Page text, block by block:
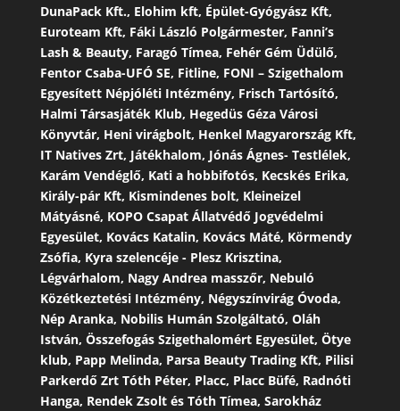
DunaPack Kft., Elohim kft, Épület-Gyógyász Kft,
Euroteam Kft, Fáki László Polgármester, Fanni’s
Lash & Beauty, Faragó Tímea, Fehér Gém Üdülő,
Fentor Csaba-UFÓ SE, Fitline, FONI – Szigethalom
Egyesített Népjóléti Intézmény, Frisch Tartósító,
Halmi Társasjáték Klub, Hegedüs Géza Városi
Könyvtár, Heni virágbolt, Henkel Magyarország Kft,
IT Natives Zrt, Játékhalom, Jónás Ágnes- Testlélek,
Karám Vendéglő, Kati a hobbifotós, Kecskés Erika,
Király-pár Kft, Kismindenes bolt, Kleineizel
Mátyásné, KOPO Csapat Állatvédő Jogvédelmi
Egyesület, Kovács Katalin, Kovács Máté, Körmendy
Zsófia, Kyra szelencéje - Plesz Krisztina,
Légvárhalom, Nagy Andrea masszőr, Nebuló
Közétkeztetési Intézmény, Négyszínvirág Óvoda,
Nép Aranka, Nobilis Humán Szolgáltató, Oláh
István, Összefogás Szigethalomért Egyesület, Ötye
klub, Papp Melinda, Parsa Beauty Trading Kft, Pilisi
Parkerdő Zrt Tóth Péter, Placc, Placc Büfé, Radnóti
Hanga, Rendek Zsolt és Tóth Tímea, Sarokház